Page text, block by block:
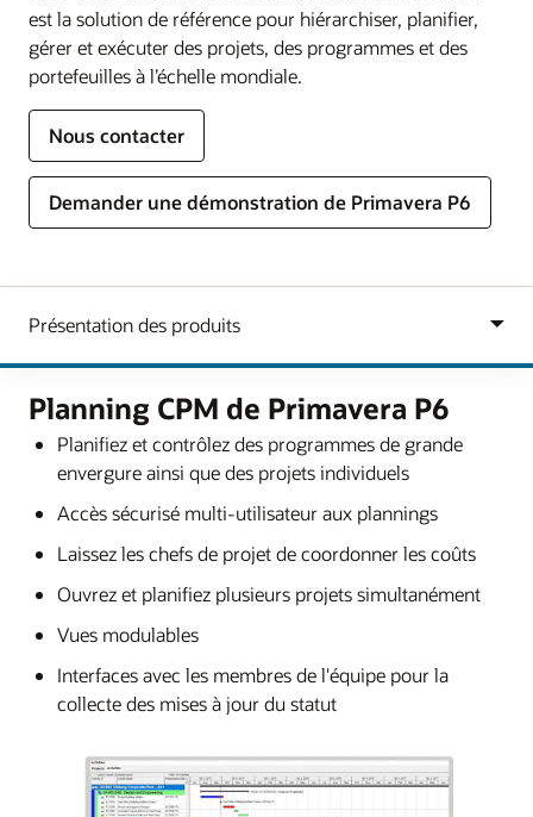
est la solution de référence pour hiérarchiser, planifier,
gérer et exécuter des projets, des programmes et des
portefeuilles à l’échelle mondiale.
Nous contacter
Demander une démonstration de Primavera P6
Planning CPM de Primavera P6
Planifiez et contrôlez des programmes de grande
envergure ainsi que des projets individuels
Accès sécurisé multi-utilisateur aux plannings
Laissez les chefs de projet de coordonner les coûts
Ouvrez et planifiez plusieurs projets simultanément
Vues modulables
Interfaces avec les membres de l'équipe pour la
collecte des mises à jour du statut